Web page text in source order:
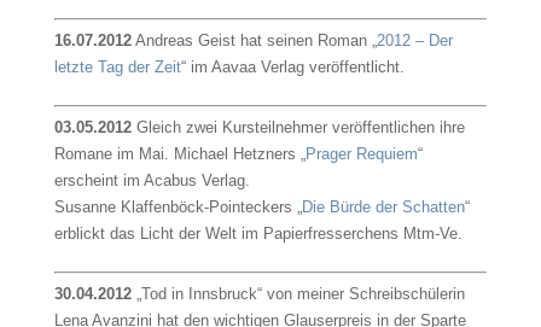
16.07.2012Andreas Geist hat seinen Roman „2012 – Der
letzte Tag der Zeit“ im Aavaa Verlag veröffentlicht.
03.05.2012Gleich zwei Kursteilnehmer veröffentlichen ihre
Romane im Mai. Michael Hetzners „Prager Requiem“
erscheint im Acabus Verlag.
Susanne Klaffenböck-Pointeckers „Die Bürde der Schatten“
erblickt das Licht der Welt im Papierfresserchens Mtm-Ve.
30.04.2012„Tod in Innsbruck“ von meiner Schreibschülerin
Lena Avanzini hat den wichtigen Glauserpreis in der Sparte